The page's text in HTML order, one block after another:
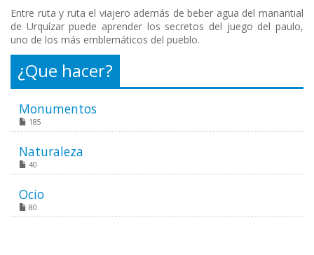
Entre ruta y ruta el viajero además de beber agua del manantial
de Urquízar puede aprender los secretos del juego del paulo,
uno de los más emblemáticos del pueblo.
¿Que hacer?
Monumentos
185
Naturaleza
40
Ocio
80